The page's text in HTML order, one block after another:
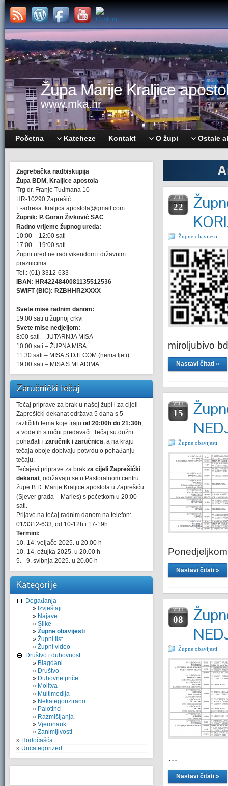
Župa Marije Kraljice
www.mka.hr
Početna Kateheze Kontakt O župi Ostale
Zagrebačka nadbiskupija
Župa BDM, Kraljice apostola
Trg dr. Franje Tuđmana 10
HR-10290 Zaprešić
E-adresa: kraljica.apostola@gmail.com
Župnik: P. Goran Živković SAC
Radno vrijeme župnog ureda:
10:00 – 12:00 sati
17:00 – 19:00 sati
Župni ured ne radi vikendom i državnim
praznicima.
Tel.: (01) 3312-633
IBAN: HR4224840081135512536
SWIFT (BIC): RZBHHR2XXXX
Svete mise radnim danom:
19:00 sati u župnoj crkvi
Svete mise nedjeljom:
8:00 sati – JUTARNJA MISA
10:00 sati – ŽUPNA MISA
11:30 sati – MISA S DJECOM (nema ljeti)
19:00 sati – MISA S MLADIMA
Zaručnički tečaj
Tečaj priprave za brak u našoj župi i za cijeli
Zaprešićki dekanat održava 5 dana s 5
različitih tema koje traju od 20:00h do 21:30h,
a vode ih stručni predavači. Tečaj su dužni
pohađati i zaručnik i zaručnica, a na kraju
tečaja oboje dobivaju potvrdu o pohađanju
tečaju.
Tečajevi priprave za brak za cijeli Zaprešićki
dekanat, održavaju se u Pastoralnom centru
župe B.D. Marije Kraljice apostola u Zaprešiću
(Sjever grada – Marles) s početkom u 20:00
sati.
Prijave na tečaj radnim danom na telefon:
01/3312-633, od 10-12h i 17-19h.
Termini:
10.-14. veljače 2025. u 20.00 h
10.-14. ožujka 2025. u 20.00 h
5. - 9. svibnja 2025. u 20.00 h
Kategorije
Događanja
Izvještaji
Najave
Slike
Župne obavijesti
Župni list
Župni video
Društvo i duhovnost
Blagdani
Društvo
Duhovne priče
Molitva
Multimedija
Nekategorizirano
Palotinci
Razmišljanja
Vjeronauk
Zanimljivosti
Hodočašća
Uncategorized
VELJ.
22
Župne obavijesti
miroljubivo
Nastavi čitati »
VELJ.
15
Župne obavijesti
Nastavi čitati »
VELJ.
08
Župne obavijesti
…
Nastavi čitati »